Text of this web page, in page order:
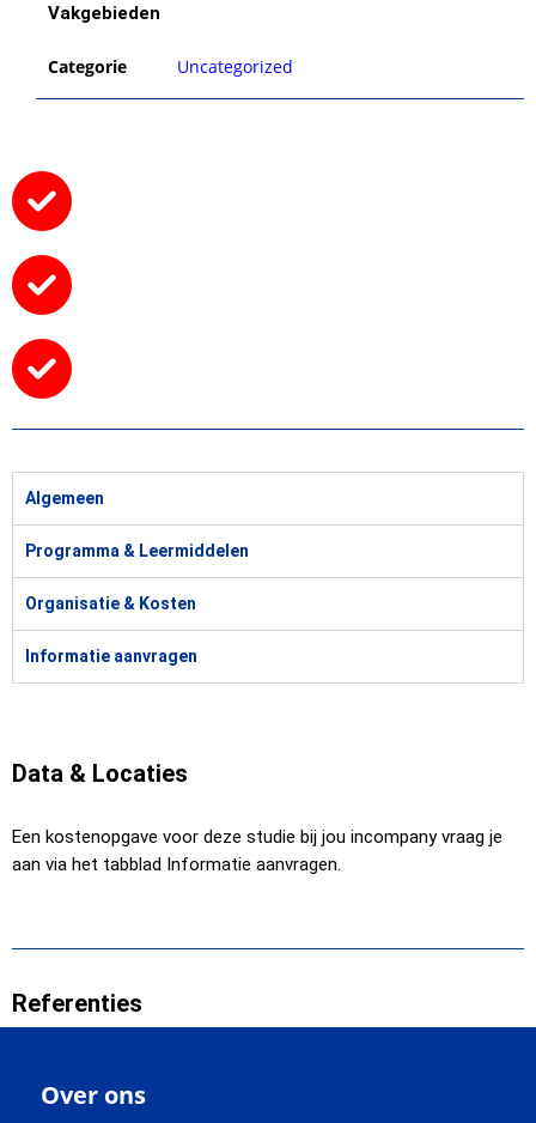
Vakgebieden
Categorie Uncategorized
Algemeen
Programma & Leermiddelen
Organisatie & Kosten
Informatie aanvragen
Data & Locaties
Een kostenopgave voor deze studie bij jou incompany vraag je
aan via het tabblad Informatie aanvragen.
Referenties
Over ons